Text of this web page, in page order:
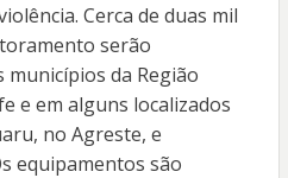
Cerca de duas mil
serão
da Região
e em alguns localizados
no Agreste, e
equipamentos são